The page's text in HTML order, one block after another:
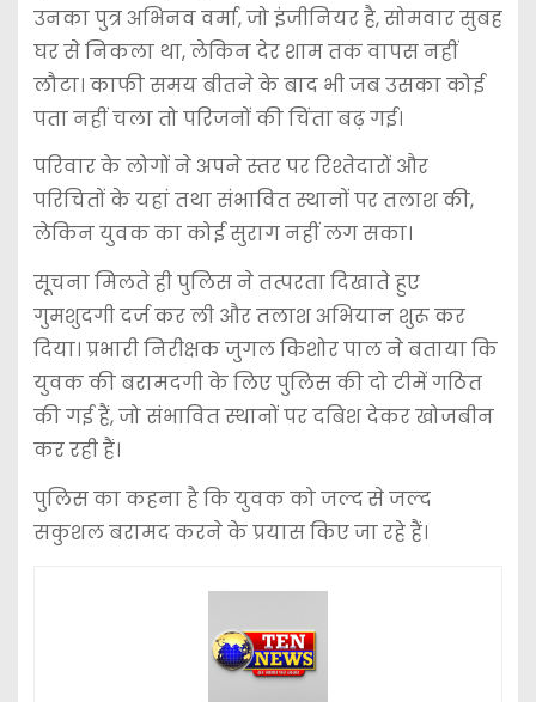
उनका पुत्र अभिनव वर्मा, जो इंजीनियर है, सोमवार सुबह
घर से निकला था, लेकिन देर शाम तक वापस नहीं
लौटा। काफी समय बीतने के बाद भी जब उसका कोई
पता नहीं चला तो परिजनों की चिंता बढ़ गई।
परिवार के लोगों ने अपने स्तर पर रिश्तेदारों और
परिचितों के यहां तथा संभावित स्थानों पर तलाश की,
लेकिन युवक का कोई सुराग नहीं लग सका।
सूचना मिलते ही पुलिस ने तत्परता दिखाते हुए
गुमशुदगी दर्ज कर ली और तलाश अभियान शुरू कर
दिया। प्रभारी निरीक्षक जुगल किशोर पाल ने बताया कि
युवक की बरामदगी के लिए पुलिस की दो टीमें गठित
की गई हैं, जो संभावित स्थानों पर दबिश देकर खोजबीन
कर रही हैं।
पुलिस का कहना है कि युवक को जल्द से जल्द
सकुशल बरामद करने के प्रयास किए जा रहे हैं।